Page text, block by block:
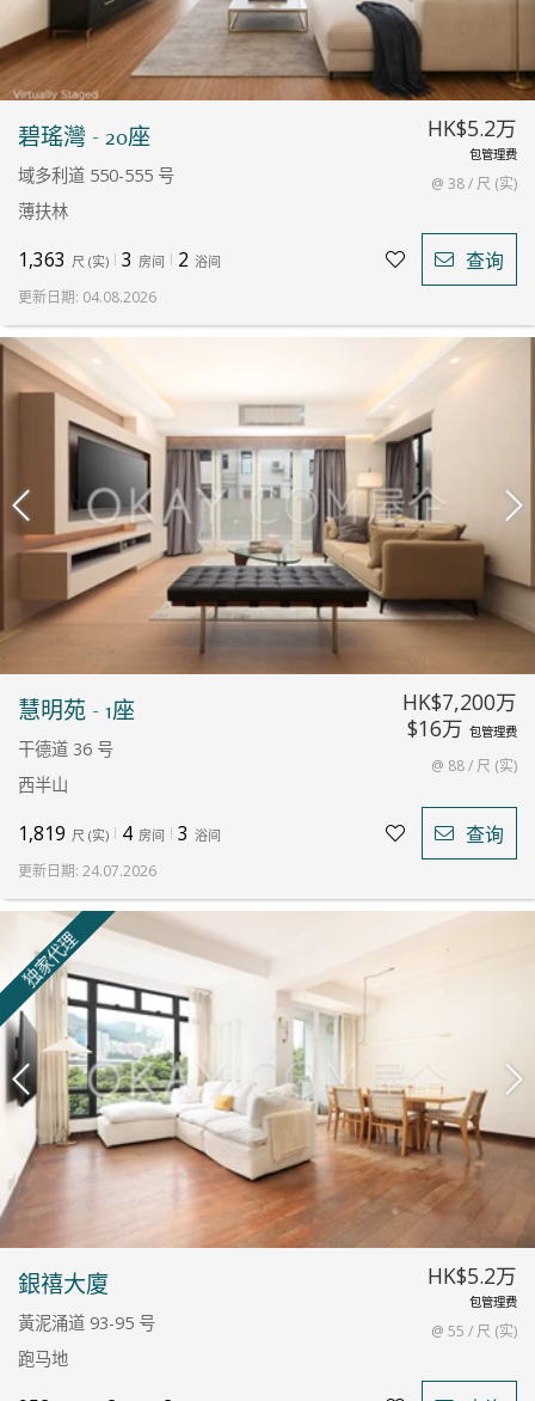
碧瑤灣 - 20座
域多利道 550-555 号
薄扶林
HK$5.2万
包管理费
@ 38 / 尺 (实)
1,363 尺 (实) 3 房间 2 浴间 查询
更新日期: 04.08.2026
慧明苑 - 1座
干德道 36 号
西半山
HK$7,200万
$16万 包管理费
@ 88 / 尺 (实)
1,819 尺 (实) 4 房间 3 浴间 查询
更新日期: 24.07.2026
銀禧大廈
黃泥涌道 93-95 号
跑马地
HK$5.2万
包管理费
@ 55 / 尺 (实)
独家代理